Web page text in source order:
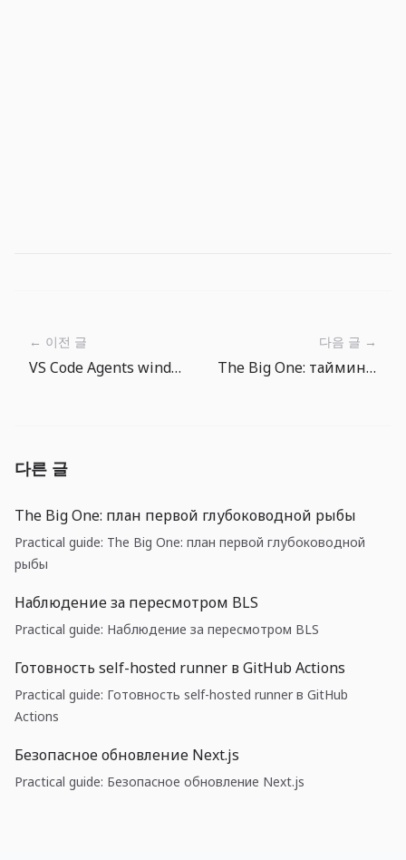
← 이전 글
VS Code Agents window и BYOK: командам нужна операционная модель для агентов
다음 글 →
The Big One: тайминг поклевки и терпение после заброса
다른 글
The Big One: план первой глубоководной рыбы
Practical guide: The Big One: план первой глубоководной
рыбы
Наблюдение за пересмотром BLS
Practical guide: Наблюдение за пересмотром BLS
Готовность self-hosted runner в GitHub Actions
Practical guide: Готовность self-hosted runner в GitHub
Actions
Безопасное обновление Next.js
Practical guide: Безопасное обновление Next.js